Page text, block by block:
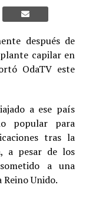
después de
capilar en
OdaTV este
a ese país
popular para
tras la
a pesar de los
a una
Unido.